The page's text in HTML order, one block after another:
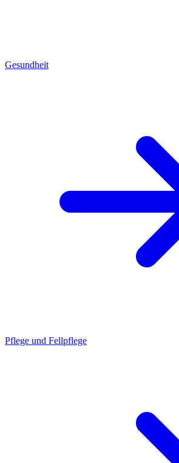
Gesundheit
Pflege und Fellpflege